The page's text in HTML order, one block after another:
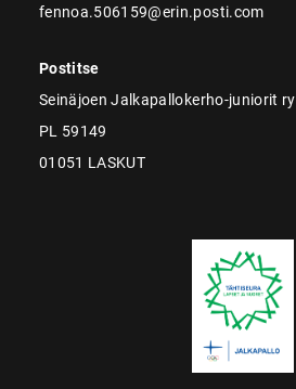
fennoa.506159@erin.posti.com
Postitse
Seinäjoen Jalkapallokerho-juniorit ry
PL 59149
01051 LASKUT